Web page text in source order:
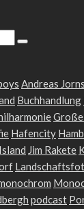
Andreas Jorns
Buchhandlung
Hafencity
Island Jim Rakete
podcast